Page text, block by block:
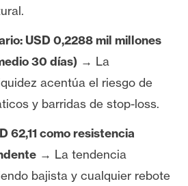
USD 0,2288 mil millones
30 días) → La
acentúa el riesgo de
y barridas de stop-loss.
62,11 como resistencia
→ La tendencia
bajista y cualquier rebote